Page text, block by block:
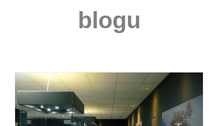
blogu